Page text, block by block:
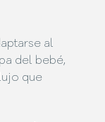
al
del bebé,
que